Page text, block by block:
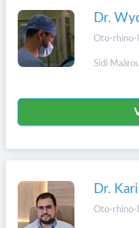
Dr.
Oto-rhino-
Sidi
Dr.
Oto-rhino-